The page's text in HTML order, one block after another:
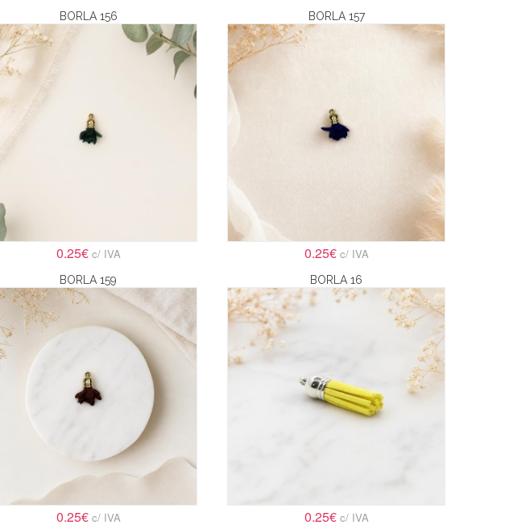
BORLA 156
0.25€ c/ IVA
BORLA 157
0.25€ c/ IVA
BORLA 159
0.25€ c/ IVA
BORLA 16
0.25€ c/ IVA